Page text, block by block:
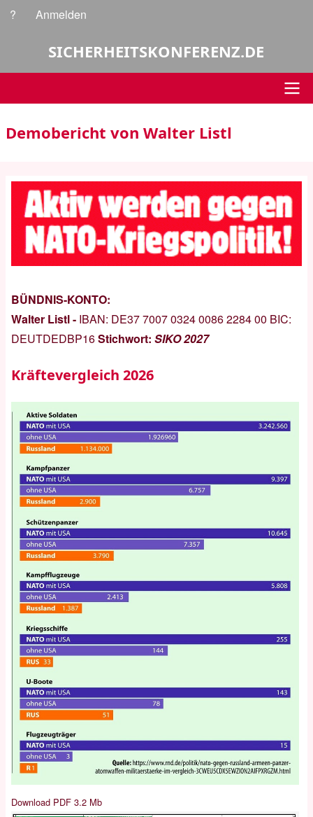
Direkt
Benutzermenü
? Anmelden
SICHERHEITSKONFERENZ.DE
Hauptnavigation
Demobericht von Walter Listl
BÜNDNIS-KONTO:
Walter Listl - IBAN: DE37 7007 0324 0086 2284 00 BIC:
DEUTDEDBP16Stichwort: SIKO 2027
Kräftevergleich 2026
Download PDF 3.2 Mb